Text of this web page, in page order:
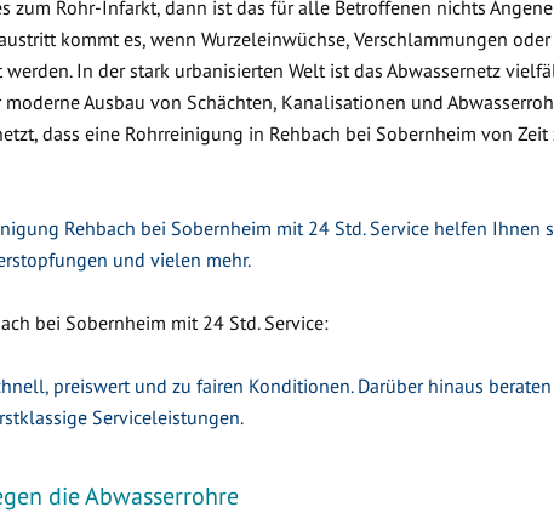
zum Rohr-Infarkt, dann ist das für alle Betroffenen nichts
kommt es, wenn Wurzeleinwüchse, Verschlammungen
In der stark urbanisierten Welt ist das Abwassernetz
Ausbau von Schächten, Kanalisationen und
dass eine Rohrreinigung in Rehbach bei Sobernheim von
Rehbach bei Sobernheim mit 24 Std. Service helfen Ihnen
und vielen mehr.
bei Sobernheim mit 24 Std. Service:
preiswert und zu fairen Konditionen. Darüber hinaus
Serviceleistungen.
die Abwasserrohre